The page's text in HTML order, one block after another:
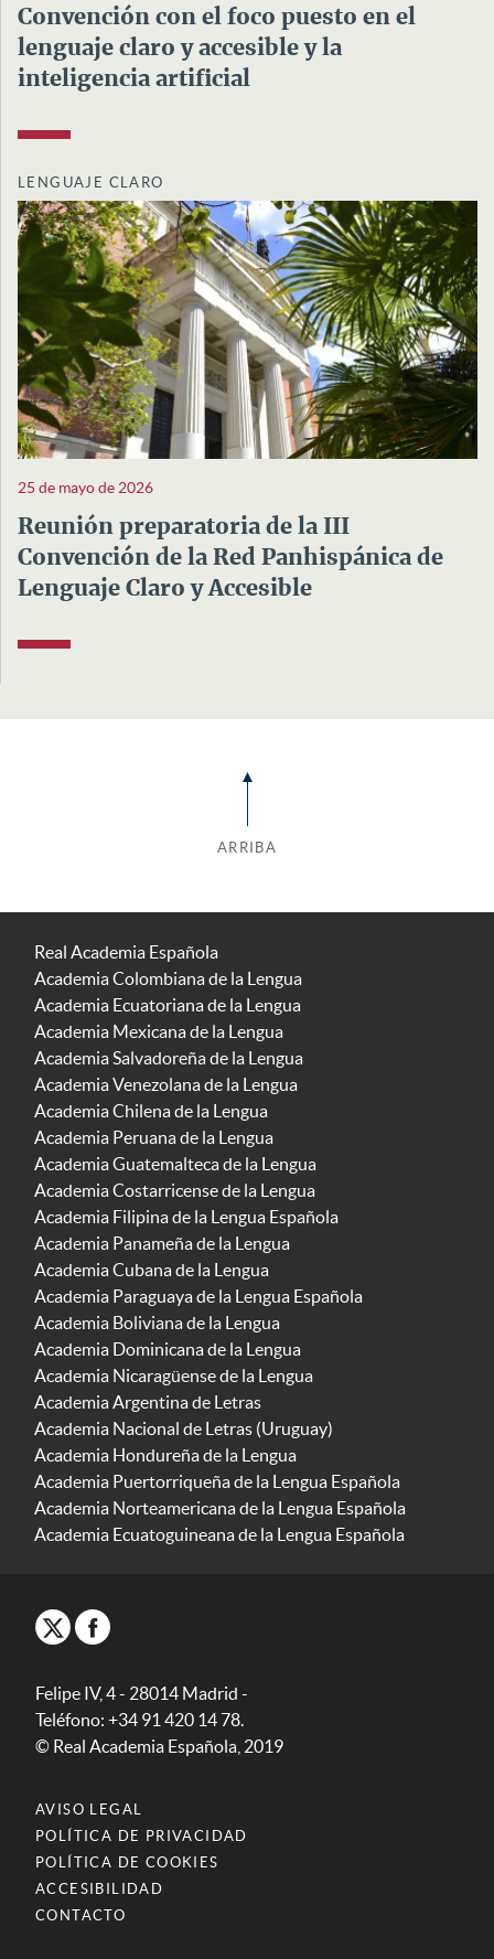
Convención con el foco puesto en el
lenguaje claro y accesible y la
inteligencia artificial
LENGUAJE CLARO
25 de mayo de 2026
Reunión preparatoria de la III
Convención de la Red Panhispánica de
Lenguaje Claro y Accesible
ARRIBA
Real Academia Española
Academia Colombiana de la Lengua
Academia Ecuatoriana de la Lengua
Academia Mexicana de la Lengua
Academia Salvadoreña de la Lengua
Academia Venezolana de la Lengua
Academia Chilena de la Lengua
Academia Peruana de la Lengua
Academia Guatemalteca de la Lengua
Academia Costarricense de la Lengua
Academia Filipina de la Lengua Española
Academia Panameña de la Lengua
Academia Cubana de la Lengua
Academia Paraguaya de la Lengua Española
Academia Boliviana de la Lengua
Academia Dominicana de la Lengua
Academia Nicaragüense de la Lengua
Academia Argentina de Letras
Academia Nacional de Letras (Uruguay)
Academia Hondureña de la Lengua
Academia Puertorriqueña de la Lengua Española
Academia Norteamericana de la Lengua Española
Academia Ecuatoguineana de la Lengua Española
Felipe IV, 4 - 28014 Madrid -
Teléfono: +34 91 420 14 78.
© Real Academia Española, 2019
AVISO LEGAL
POLÍTICA DE PRIVACIDAD
POLÍTICA DE COOKIES
ACCESIBILIDAD
CONTACTO